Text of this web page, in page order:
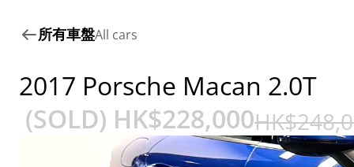
所有車盤All cars
2017 Porsche Macan 2.0T
(SOLD) HK$228,000HK$